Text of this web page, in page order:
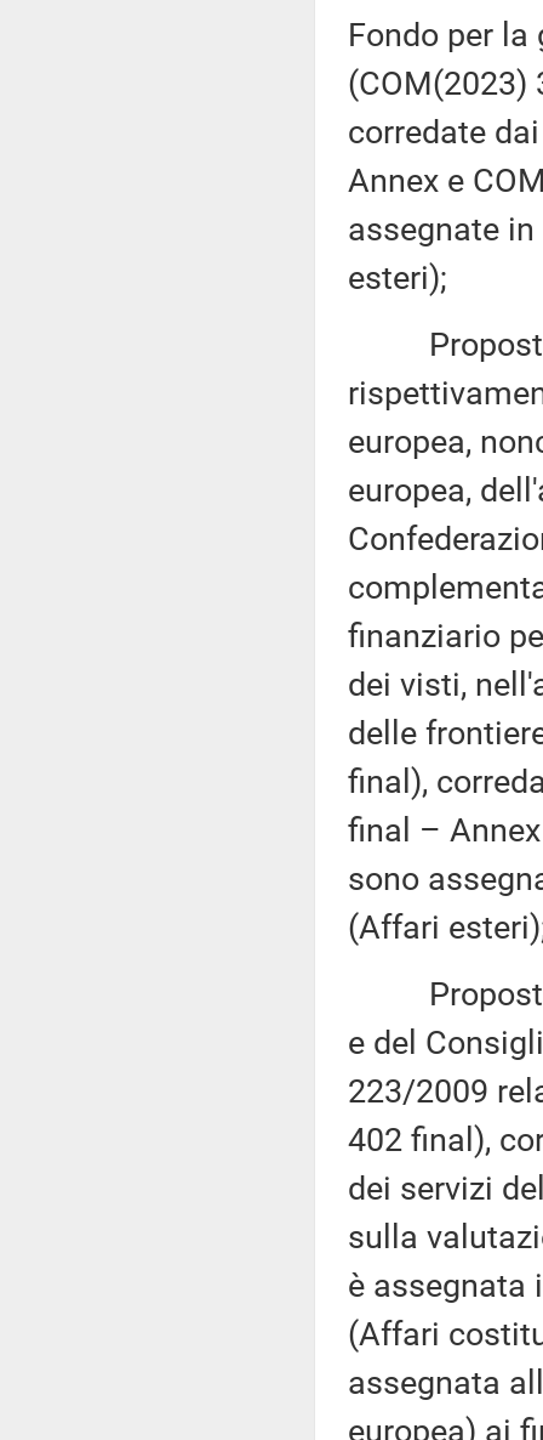
Fondo per
(COM(2023)
corredate
Annex e
assegnate
esteri);
Proposte
europea,
europea,
finanziario
dei visti,
delle
final),
final –
sono
(Affari
Proposta
e del
223/2009
402 final),
dei servizi
sulla
è assegnata
(Affari
assegnata
europea) ai